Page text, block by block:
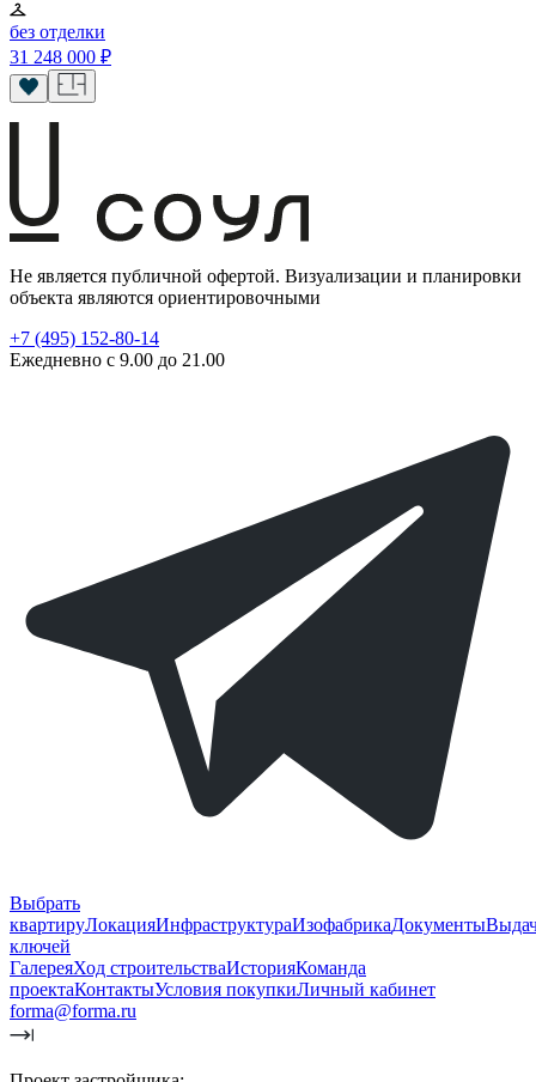
без отделки
31 248 000 ₽
Не является публичной офертой. Визуализации и планировки
объекта являются ориентировочными
+7 (495) 152-80-14
Ежедневно с 9.00 до 21.00
Выбрать
квартируЛокацияИнфраструктураИзофабрикаДокументы
ключей
ГалереяХод строительстваИсторияКоманда
проектаКонтактыУсловия покупкиЛичный кабинет
forma@forma.ru